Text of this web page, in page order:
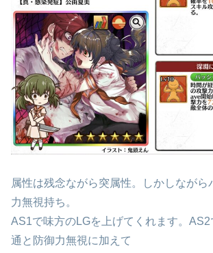
属性は残念ながら突属性。しかしながら
力無視持ち。
AS1で味方のLGを上げてくれます。
通と防御力無視に加えて